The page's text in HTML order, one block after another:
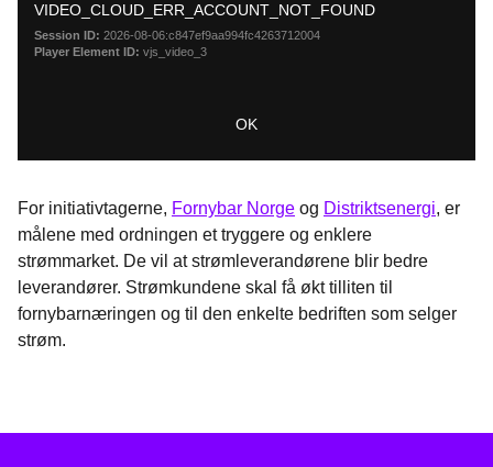
For initiativtagerne, Fornybar Norge og Distriktsenergi, er
målene med ordningen et tryggere og enklere
strømmarket. De vil at strømleverandørene blir bedre
leverandører. Strømkundene skal få økt tilliten til
fornybarnæringen og til den enkelte bedriften som selger
strøm.